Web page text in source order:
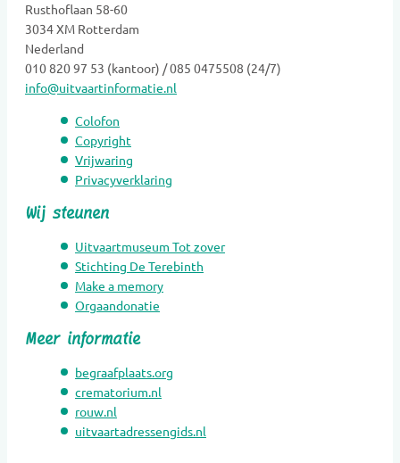
Grafkunst
Grafmonumenten
Groene uitvaart
Hospice
Kinderen Uitvaartverzorging
Kinderen Urnen
Mediators
Muzikanten / Uitvaartmuziek
Nalatenschaps afwikkeling
Natuurbegraafplaatsen
Natuursteen
Opleidingen
Overlijdensberichten
Repatriëring
Ritueelbegeleiding
Rusthoflaan 58-60
3034 XM Rotterdam
Nederland
010 820 97 53 (kantoor) / 085 0475508 (24/7)
info@uitvaartinformatie.nl
Colofon
Copyright
Vrijwaring
Privacyverklaring
Wij steunen
Uitvaartmuseum Tot zover
Stichting De Terebinth
Make a memory
Orgaandonatie
Meer informatie
begraafplaats.org
crematorium.nl
rouw.nl
uitvaartadressengids.nl